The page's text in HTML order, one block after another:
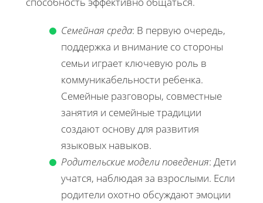
Семейная среда: В первую очередь,
поддержка и внимание со стороны
семьи играет ключевую роль в
коммуникабельности ребенка.
Семейные разговоры, совместные
занятия и семейные традиции
создают основу для развития
языковых навыков.
Родительские модели поведения: Дети
учатся, наблюдая за взрослыми. Если
родители охотно обсуждают эмоции